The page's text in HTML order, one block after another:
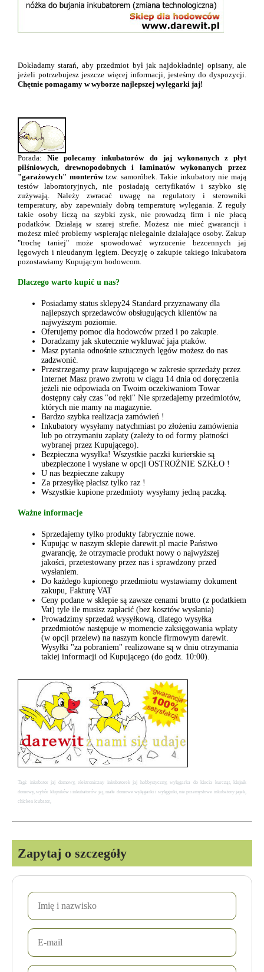
Dokładamy starań, aby przedmiot był jak najdokładniej opisany, ale
jeżeli potrzebujesz jeszcze więcej informacji, jesteśmy do dyspozycji.
Chętnie pomagamy w wyborze najlepszej wylęgarki jaj!
Porada:Nie polecamy inkubatorów do jaj wykonanych z płyt
pilśniowych, drewnopodobnych i laminatów wykonanych przez
"garażowych" monterówtzw. samoróbek. Takie inkubatory nie mają
testów laboratoryjnych, nie posiadają certyfikatów i szybko się
zużywają. Należy zwracać uwagę na regulatory i sterowniki
temperatury, aby zapewniały dobrą temperaturę wylęgania. Z reguły
takie osoby liczą na szybki zysk, nie prowadzą firm i nie płacą
podatków. Działają w szarej strefie. Możesz nie mieć gwarancji i
możesz mieć problemy wspierając nielegalnie działające osoby. Zakup
"trochę taniej" może spowodować wyrzucenie bezcennych jaj
lęgowych i nieudanym lęgiem. Decyzję o zakupie takiego inkubatora
pozostawiamy Kupującym hodowcom.
Dlaczego warto kupić u nas?
Posiadamy status sklepy24 Standard przyznawany dla
najlepszych sprzedawców obsługujących klientów na
najwyższym poziomie.
Oferujemy pomoc dla hodowców przed i po zakupie.
Doradzamy jak skutecznie wykluwać jaja ptaków.
Masz pytania odnośnie sztucznych lęgów możesz do nas
zadzwonić.
Przestrzegamy praw kupującego w zakresie sprzedaży przez
Internet Masz prawo zwrotu w ciągu 14 dnia od doręczenia
jeżeli nie odpowiada on Twoim oczekiwaniom Towar
dostępny cały czas "od ręki" Nie sprzedajemy przedmiotów,
których nie mamy na magazynie.
Bardzo szybka realizacja zamówień !
Inkubatory wysyłamy natychmiast po złożeniu zamówienia
lub po otrzymaniu zapłaty (zależy to od formy płatności
wybranej przez Kupującego).
Bezpieczna wysyłka! Wszystkie paczki kurierskie są
ubezpieczone i wysłane w opcji OSTROŻNIE SZKŁO !
U nas bezpieczne zakupy
Za przesyłkę płacisz tylko raz !
Wszystkie kupione przedmioty wysyłamy jedną paczką.
Ważne informacje
Sprzedajemy tylko produkty fabrycznie nowe.
Kupując w naszym sklepie darewit.pl macie Państwo
gwarancję, że otrzymacie produkt nowy o najwyższej
jakości, przetestowany przez nas i sprawdzony przed
wysłaniem.
Do każdego kupionego przedmiotu wystawiamy dokument
zakupu, Fakturę VAT
Ceny podane w sklepie są zawsze cenami brutto (z podatkiem
Vat) tyle ile musisz zapłacić (bez kosztów wysłania)
Prowadzimy sprzedaż wysyłkową, dlatego wysyłka
przedmiotów następuje w momencie zaksięgowania wpłaty
(w opcji przelew) na naszym koncie firmowym darewit.
Wysyłki "za pobraniem" realizowane są w dniu otrzymania
takiej informacji od Kupującego (do godz. 10:00).
Tagi: inkubator jaj domowy, elektroniczny inkubatorek jaj hobbystyczny, wylęgarka do klucia kurcząt, klujnik
domowy, wybór klujników i inkubatorów jaj, małe domowe wylęgarki i wylęgniki, nie przemysłowe inkubatory jajek,
chicken icubator,
Zapytaj o szczegóły